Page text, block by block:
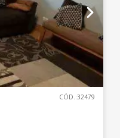
CÓD.:32479